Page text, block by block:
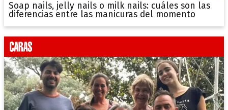
Soap nails, jelly nails o milk nails: cuáles son las
diferencias entre las manicuras del momento